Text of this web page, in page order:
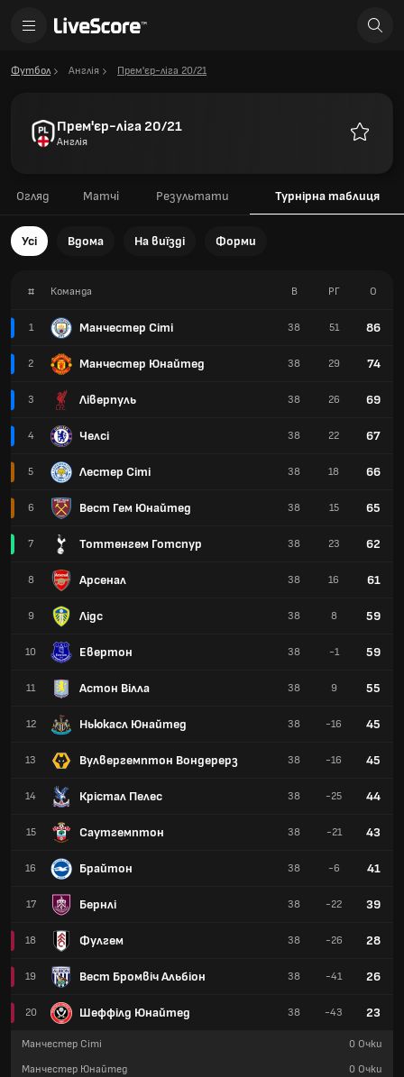
Футбол Англія Прем'єр-ліга 20/21
Прем'єр-ліга 20/21
Англія
Огляд Матчі Результати Турнірна таблиця
Усі Вдома На виїзді Форми
# Команда
1 Манчестер Сіті
2 Манчестер Юнайтед
3 Ліверпуль
4 Челсі
5 Лестер Сіті
6 Вест Гем Юнайтед
7 Тоттенгем Готспур
8 Арсенал
9 Лідс
10 Евертон
11 Астон Вілла
12 Ньюкасл Юнайтед
13 Вулвергемптон Вондерерз
14 Крістал Пелес
15 Саутгемптон
16 Брайтон
17 Бернлі
18 Фулгем
19 Вест Бромвіч Альбіон
20 Шеффілд Юнайтед
В РГ О
38 51 86
38 29 74
38 26 69
38 22 67
38 18 66
38 15 65
38 23 62
38 16 61
38 8 59
38 -1 59
38 9 55
38 -16 45
38 -16 45
38 -25 44
38 -21 43
38 -6 41
38 -22 39
38 -26 28
38 -41 26
38 -43 23
Манчестер Сіті 0 Очки
Манчестер Юнайтед
0 Очки